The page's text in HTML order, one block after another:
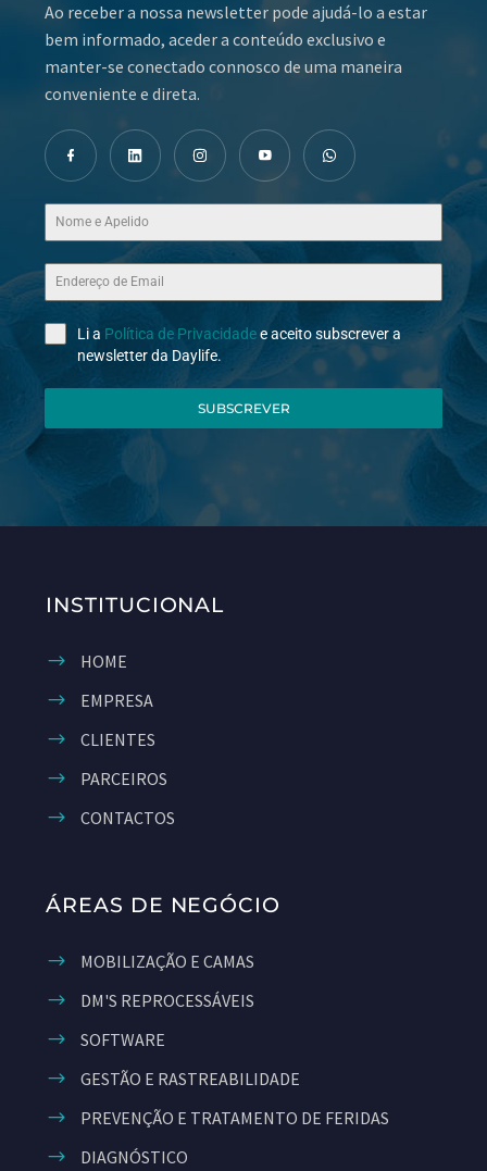
Ao receber a nossa newsletter pode ajudá-lo a estar
bem informado, aceder a conteúdo exclusivo e
manter-se conectado connosco de uma maneira
conveniente e direta.
Li a Política de Privacidadee aceito subscrever a
newsletter da Daylife.
SUBSCREVER
INSTITUCIONAL
HOME
EMPRESA
CLIENTES
PARCEIROS
CONTACTOS
ÁREAS DE NEGÓCIO
MOBILIZAÇÃO E CAMAS
DM'S REPROCESSÁVEIS
SOFTWARE
GESTÃO E RASTREABILIDADE
PREVENÇÃO E TRATAMENTO DE FERIDAS
DIAGNÓSTICO